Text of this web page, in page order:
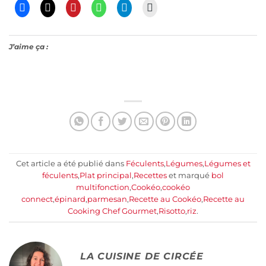
J’aime ça :
Cet article a été publié dans Féculents,Légumes,Légumes et
féculents,Plat principal,Recettes et marqué bol
multifonction,Cookéo,cookéo
connect,épinard,parmesan,Recette au Cookéo,Recette au
Cooking Chef Gourmet,Risotto,riz.
LA CUISINE DE CIRCÉE